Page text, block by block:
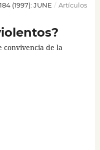
(1997): JUNE / Artículos
convivencia de la